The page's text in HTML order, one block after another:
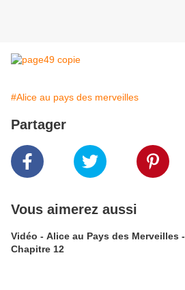
#Alice au pays des merveilles
Partager
Vous aimerez aussi
Vidéo - Alice au Pays des Merveilles -
Chapitre 12